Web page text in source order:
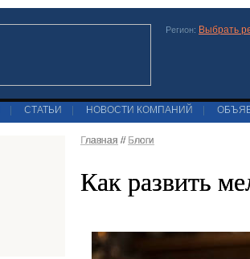
Регион: Выбрать
СТАТЬИ НОВОСТИ КОМПАНИЙ
Главная // Блоги
Как развить